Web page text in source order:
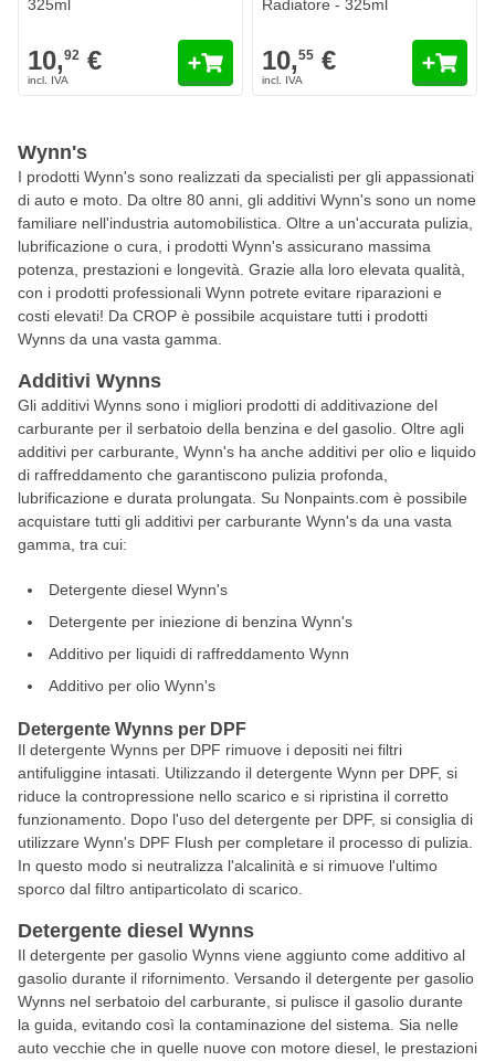
325ml
10,92 €
Radiatore - 325ml
10,55 €
Wynn's
I prodotti Wynn's sono realizzati da specialisti per gli appassionati
di auto e moto. Da oltre 80 anni, gli additivi Wynn's sono un nome
familiare nell'industria automobilistica. Oltre a un'accurata pulizia,
lubrificazione o cura, i prodotti Wynn's assicurano massima
potenza, prestazioni e longevità. Grazie alla loro elevata qualità,
con i prodotti professionali Wynn potrete evitare riparazioni e
costi elevati! Da CROP è possibile acquistare tutti i prodotti
Wynns da una vasta gamma.
Additivi Wynns
Gli additivi Wynns sono i migliori prodotti di additivazione del
carburante per il serbatoio della benzina e del gasolio. Oltre agli
additivi per carburante, Wynn's ha anche additivi per olio e liquido
di raffreddamento che garantiscono pulizia profonda,
lubrificazione e durata prolungata. Su Nonpaints.com è possibile
acquistare tutti gli additivi per carburante Wynn's da una vasta
gamma, tra cui:
Detergente diesel Wynn's
Detergente per iniezione di benzina Wynn's
Additivo per liquidi di raffreddamento Wynn
Additivo per olio Wynn's
Detergente Wynns per DPF
Il detergente Wynns per DPF rimuove i depositi nei filtri
antifuliggine intasati. Utilizzando il detergente Wynn per DPF, si
riduce la contropressione nello scarico e si ripristina il corretto
funzionamento. Dopo l'uso del detergente per DPF, si consiglia di
utilizzare Wynn's DPF Flush per completare il processo di pulizia.
In questo modo si neutralizza l'alcalinità e si rimuove l'ultimo
sporco dal filtro antiparticolato di scarico.
Detergente diesel Wynns
Il detergente per gasolio Wynns viene aggiunto come additivo al
gasolio durante il rifornimento. Versando il detergente per gasolio
Wynns nel serbatoio del carburante, si pulisce il gasolio durante
la guida, evitando così la contaminazione del sistema. Sia nelle
auto vecchie che in quelle nuove con motore diesel, le prestazioni